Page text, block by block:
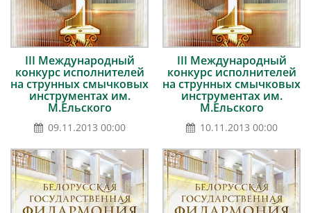
III Международный
конкурс исполнителей
на струнных смычковых
инструментах им.
М.Ельского
09.11.2013 00:00
III Международный
конкурс исполнителей
на струнных смычковых
инструментах им.
М.Ельского
10.11.2013 00:00